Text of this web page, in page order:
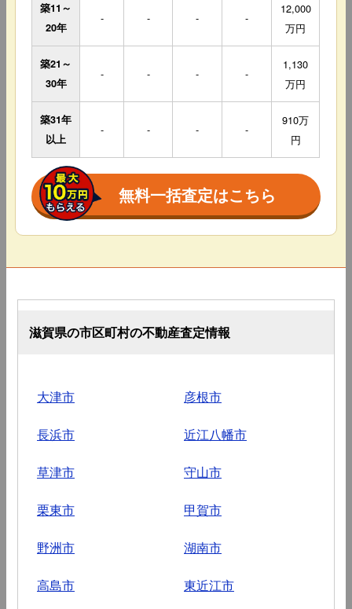
築11～
20年
- - - -
12,000
万円
築21～
30年
- - - -
1,130
万円
築31年
以上
- - - -
910万
円
無料一括査定はこちら
滋賀県の市区町村の不動産査定情報
大津市 彦根市
長浜市 近江八幡市
草津市 守山市
栗東市 甲賀市
野洲市 湖南市
高島市 東近江市